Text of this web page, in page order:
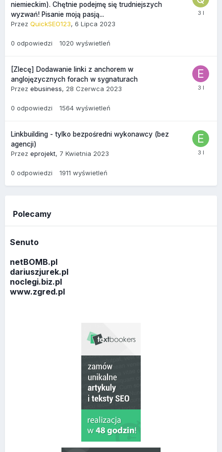
niemieckim). Chętnie podejmę się trudniejszych
wyzwań! Pisanie moją pasją...
Przez QuickSEO123, 6 Lipca 2023
0 odpowiedzi 1020 wyświetleń
[Zlecę] Dodawanie linki z anchorem w
anglojęzycznych forach w sygnaturach
Przez ebusiness, 28 Czerwca 2023
0 odpowiedzi 1564 wyświetleń
Linkbuilding - tylko bezpośredni wykonawcy (bez
agencji)
Przez eprojekt, 7 Kwietnia 2023
0 odpowiedzi 1911 wyświetleń
Polecamy
Senuto
netBOMB.pl
dariuszjurek.pl
noclegi.biz.pl
www.zgred.pl